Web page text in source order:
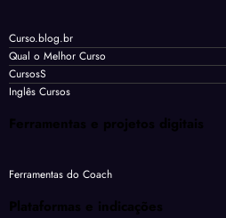
Curso.blog.br
Qual o Melhor Curso
CursosS
Inglês Cursos
Ferramentas e projetos digitais
Ferramentas do Coach
Plataformas e indicações